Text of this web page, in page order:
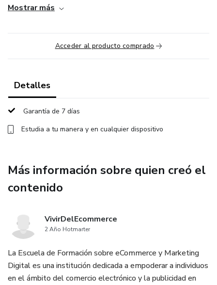
directa. Sabemos de primera mano los retos y
opción única para quienes buscan aprender de verdad y
aplicar lo aprendido desde el primer día.
Mostrar más
Acceder al producto comprado
Detalles
Garantía de 7 días
Estudia a tu manera y en cualquier dispositivo
Más información sobre quien creó el
contenido
VivirDelEcommerce
2 Año Hotmarter
La Escuela de Formación sobre eCommerce y Marketing
Digital es una institución dedicada a empoderar a individuos
en el ámbito del comercio electrónico y la publicidad en